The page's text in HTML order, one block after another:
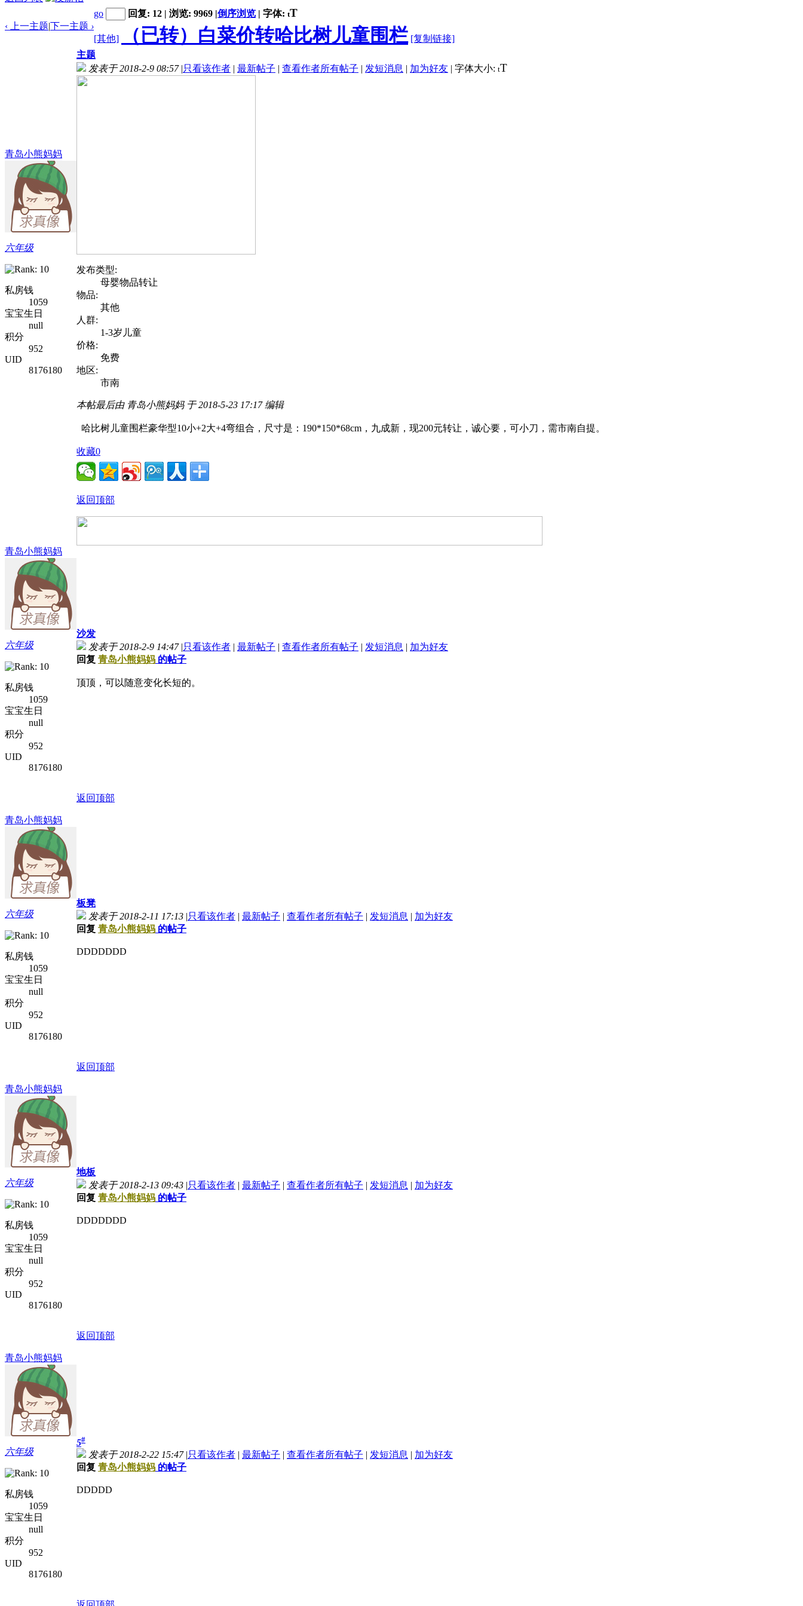
‹ 上一主题|下一主题 ›
go 回复: 12 | 浏览: 9969 |倒序浏览 | 字体: tT
[其他] （已转）白菜价转哈比树儿童围栏 [复制链接]
青岛小熊妈妈
六年级
私房钱
1059
宝宝生日
null
积分
952
UID
8176180
主题
发表于 2018-2-9 08:57 |只看该作者 | 最新帖子 | 查看作者所有帖子 | 发短消息 | 加为好友 | 字体大小: tT
发布类型:
母婴物品转让
物品:
其他
人群:
1-3岁儿童
价格:
免费
地区:
市南
本帖最后由 青岛小熊妈妈 于 2018-5-23 17:17 编辑
哈比树儿童围栏豪华型10小+2大+4弯组合，尺寸是：190*150*68cm，九成新，现200元转让，诚心要，可小刀，需市南自提。
收藏0
返回顶部
青岛小熊妈妈
六年级
私房钱
1059
宝宝生日
null
积分
952
UID
8176180
沙发
发表于 2018-2-9 14:47 |只看该作者 | 最新帖子 | 查看作者所有帖子 | 发短消息 | 加为好友
回复 青岛小熊妈妈 的帖子
顶顶，可以随意变化长短的。
返回顶部
青岛小熊妈妈
六年级
私房钱
1059
宝宝生日
null
积分
952
UID
8176180
板凳
发表于 2018-2-11 17:13 |只看该作者 | 最新帖子 | 查看作者所有帖子 | 发短消息 | 加为好友
回复 青岛小熊妈妈 的帖子
DDDDDDD
返回顶部
青岛小熊妈妈
六年级
私房钱
1059
宝宝生日
null
积分
952
UID
8176180
地板
发表于 2018-2-13 09:43 |只看该作者 | 最新帖子 | 查看作者所有帖子 | 发短消息 | 加为好友
回复 青岛小熊妈妈 的帖子
DDDDDDD
返回顶部
青岛小熊妈妈
六年级
私房钱
1059
宝宝生日
null
积分
952
UID
8176180
5#
发表于 2018-2-22 15:47 |只看该作者 | 最新帖子 | 查看作者所有帖子 | 发短消息 | 加为好友
回复 青岛小熊妈妈 的帖子
DDDDD